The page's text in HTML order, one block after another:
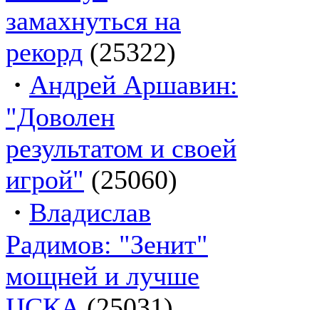
замахнуться на
рекорд (25322)
· Андрей Аршавин:
"Доволен
результатом и своей
игрой" (25060)
· Владислав
Радимов: "Зенит"
мощней и лучше